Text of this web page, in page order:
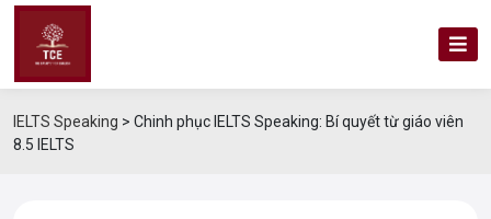
IELTS Speaking > Chinh phục IELTS Speaking: Bí quyết từ giáo viên
8.5 IELTS